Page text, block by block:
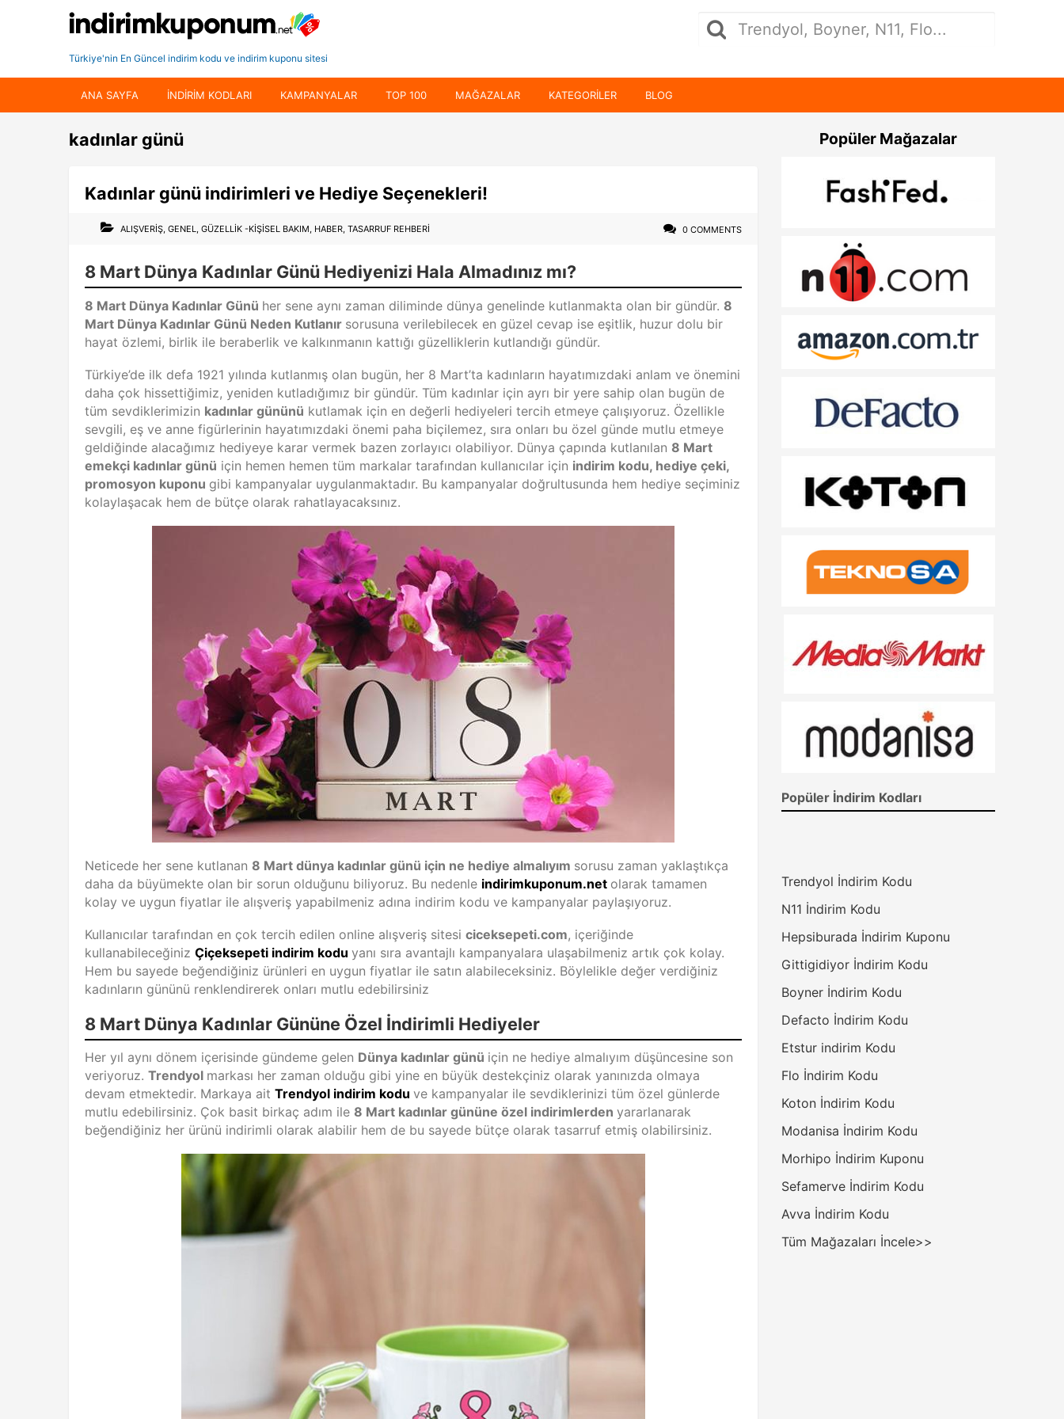
Türkiye'nin En Güncel indirim kodu ve indirim kuponu sitesi
ANA SAYFA INDIRIM KODLARI KAMPANYALAR TOP 100 MAĞAZALAR KATEGORILER BLOG
kadınlar günü
Kadınlar günü indirimleri ve Hediye Seçenekleri!
ALIŞVERIŞ GENEL GÜZELLIK -KIŞISEL BAKIM HABER TASARRUF REHBERI 0 COMMENTS
8 Mart Dünya Kadınlar Günü Hediyenizi Hala Almadınız mı?
8 Mart Dünya Kadınlar Günü her sene aynı zaman diliminde dünya genelinde kutlanmakta olan bir gündür. 8
Mart Dünya Kadınlar Günü Neden Kutlanır sorusuna verilebilecek en güzel cevap ise eşitlik, huzur dolu bir
hayat özlemi, birlik ile beraberlik ve kalkınmanın kattığı güzelliklerin kutlandığı gündür.
Türkiye’de ilk defa 1921 yılında kutlanmış olan bugün, her 8 Mart’ta kadınların hayatımızdaki anlam ve önemini
daha çok hissettiğimiz, yeniden kutladığımız bir gündür. Tüm kadınlar için ayrı bir yere sahip olan bugün de
tüm sevdiklerimizin kadınlar gününü kutlamak için en değerli hediyeleri tercih etmeye çalışıyoruz. Özellikle
sevgili, eş ve anne figürlerinin hayatımızdaki önemi paha biçilemez, sıra onları bu özel günde mutlu etmeye
geldiğinde alacağımız hediyeye karar vermek bazen zorlayıcı olabiliyor. Dünya çapında kutlanılan 8 Mart
emekçi kadınlar günü için hemen hemen tüm markalar tarafından kullanıcılar için indirim kodu, hediye çeki,
promosyon kuponu gibi kampanyalar uygulanmaktadır. Bu kampanyalar doğrultusunda hem hediye seçiminiz
kolaylaşacak hem de bütçe olarak rahatlayacaksınız.
Neticede her sene kutlanan 8 Mart dünya kadınlar günü için ne hediye almalıyım sorusu zaman yaklaştıkça
daha da büyümekte olan bir sorun olduğunu biliyoruz. Bu nedenle indirimkuponum.net olarak tamamen
kolay ve uygun fiyatlar ile alışveriş yapabilmeniz adına indirim kodu ve kampanyalar paylaşıyoruz.
Kullanıcılar tarafından en çok tercih edilen online alışveriş sitesi ciceksepeti.com, içeriğinde
kullanabileceğiniz Çiçeksepeti indirim kodu yanı sıra avantajlı kampanyalara ulaşabilmeniz artık çok kolay.
Hem bu sayede beğendiğiniz ürünleri en uygun fiyatlar ile satın alabileceksiniz. Böylelikle değer verdiğiniz
kadınların gününü renklendirerek onları mutlu edebilirsiniz
8 Mart Dünya Kadınlar Gününe Özel İndirimli Hediyeler
Her yıl aynı dönem içerisinde gündeme gelen Dünya kadınlar günü için ne hediye almalıyım düşüncesine son
veriyoruz. Trendyol markası her zaman olduğu gibi yine en büyük destekçiniz olarak yanınızda olmaya
devam etmektedir. Markaya ait Trendyol indirim kodu ve kampanyalar ile sevdiklerinizi tüm özel günlerde
mutlu edebilirsiniz. Çok basit birkaç adım ile 8 Mart kadınlar gününe özel indirimlerden yararlanarak
beğendiğiniz her ürünü indirimli olarak alabilir hem de bu sayede bütçe olarak tasarruf etmiş olabilirsiniz.
Popüler Mağazalar
Popüler İndirim Kodları
Trendyol İndirim Kodu
N11 İndirim Kodu
Hepsiburada İndirim Kuponu
Gittigidiyor İndirim Kodu
Boyner İndirim Kodu
Defacto İndirim Kodu
Etstur indirim Kodu
Flo İndirim Kodu
Koton İndirim Kodu
Modanisa İndirim Kodu
Morhipo İndirim Kuponu
Sefamerve İndirim Kodu
Avva İndirim Kodu
Tüm Mağazaları İncele>>